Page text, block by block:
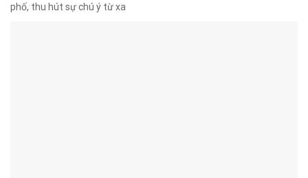
phố, thu hút sự chú ý từ xa